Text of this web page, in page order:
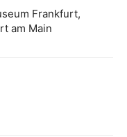
Frankfurt,
am Main